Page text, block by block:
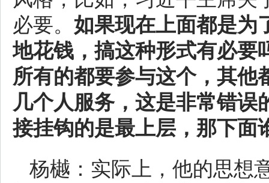
必要。 如果现在上面都是为
地花钱，搞这种形式有必要
所有的都要参与这个，其他
几个人服务，这是非常错
接挂钩的是最上层，那下面
杨樾：实际上，他的思想